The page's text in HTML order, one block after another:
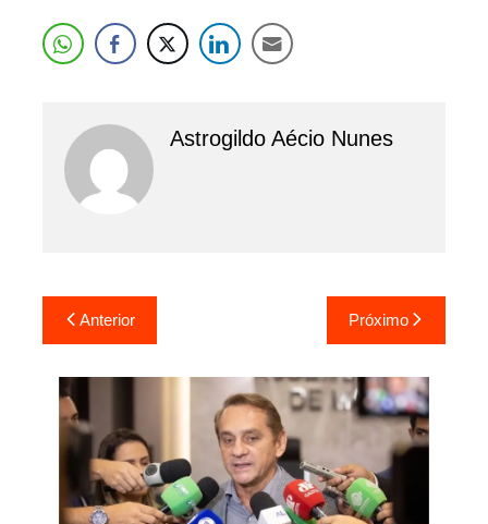
Astrogildo Aécio Nunes
Navegação
de
Post
Anterior Próximo